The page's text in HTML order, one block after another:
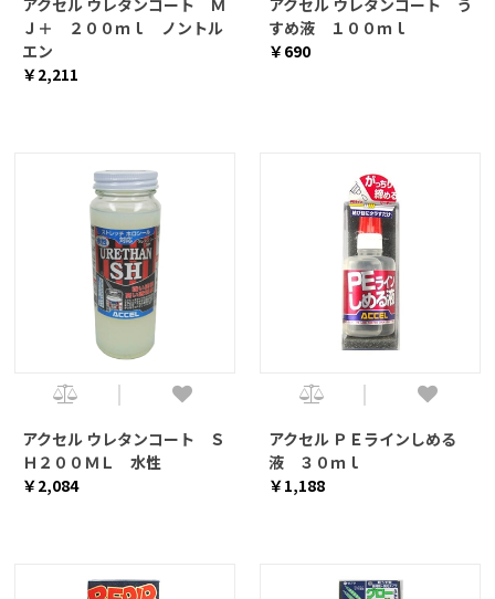
アクセル ウレタンコート Ｍ
Ｊ＋ ２００ｍｌ ノントル
エン
￥2,211
アクセル ウレタンコート う
すめ液 １００ｍｌ
￥690
アクセル ウレタンコート Ｓ
Ｈ２００ＭＬ 水性
￥2,084
アクセル ＰＥラインしめる
液 ３０ｍｌ
￥1,188